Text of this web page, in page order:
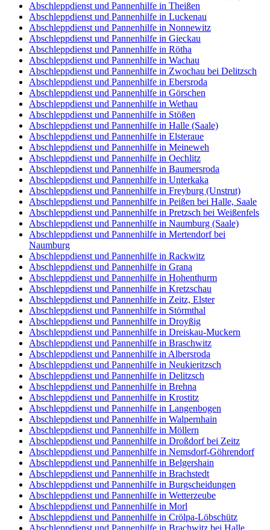
Abschleppdienst und Pannenhilfe in Theißen
Abschleppdienst und Pannenhilfe in Luckenau
Abschleppdienst und Pannenhilfe in Nonnewitz
Abschleppdienst und Pannenhilfe in Gieckau
Abschleppdienst und Pannenhilfe in Rötha
Abschleppdienst und Pannenhilfe in Wachau
Abschleppdienst und Pannenhilfe in Zwochau bei Delitzsch
Abschleppdienst und Pannenhilfe in Ebersroda
Abschleppdienst und Pannenhilfe in Görschen
Abschleppdienst und Pannenhilfe in Wethau
Abschleppdienst und Pannenhilfe in Stößen
Abschleppdienst und Pannenhilfe in Halle (Saale)
Abschleppdienst und Pannenhilfe in Elsteraue
Abschleppdienst und Pannenhilfe in Meineweh
Abschleppdienst und Pannenhilfe in Oechlitz
Abschleppdienst und Pannenhilfe in Baumersroda
Abschleppdienst und Pannenhilfe in Unterkaka
Abschleppdienst und Pannenhilfe in Freyburg (Unstrut)
Abschleppdienst und Pannenhilfe in Peißen bei Halle, Saale
Abschleppdienst und Pannenhilfe in Pretzsch bei Weißenfels
Abschleppdienst und Pannenhilfe in Naumburg (Saale)
Abschleppdienst und Pannenhilfe in Mertendorf bei
Naumburg
Abschleppdienst und Pannenhilfe in Rackwitz
Abschleppdienst und Pannenhilfe in Grana
Abschleppdienst und Pannenhilfe in Hohenthurm
Abschleppdienst und Pannenhilfe in Kretzschau
Abschleppdienst und Pannenhilfe in Zeitz, Elster
Abschleppdienst und Pannenhilfe in Störmthal
Abschleppdienst und Pannenhilfe in Droyßig
Abschleppdienst und Pannenhilfe in Dreiskau-Muckern
Abschleppdienst und Pannenhilfe in Braschwitz
Abschleppdienst und Pannenhilfe in Albersroda
Abschleppdienst und Pannenhilfe in Neukieritzsch
Abschleppdienst und Pannenhilfe in Delitzsch
Abschleppdienst und Pannenhilfe in Brehna
Abschleppdienst und Pannenhilfe in Krostitz
Abschleppdienst und Pannenhilfe in Langenbogen
Abschleppdienst und Pannenhilfe in Walpernhain
Abschleppdienst und Pannenhilfe in Möllern
Abschleppdienst und Pannenhilfe in Droßdorf bei Zeitz
Abschleppdienst und Pannenhilfe in Nemsdorf-Göhrendorf
Abschleppdienst und Pannenhilfe in Belgershain
Abschleppdienst und Pannenhilfe in Brachstedt
Abschleppdienst und Pannenhilfe in Burgscheidungen
Abschleppdienst und Pannenhilfe in Wetterzeube
Abschleppdienst und Pannenhilfe in Morl
Abschleppdienst und Pannenhilfe in Crölpa-Löbschütz
Abschleppdienst und Pannenhilfe in Brachwitz bei Halle